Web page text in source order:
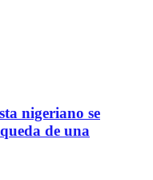
nigeriano se
de una